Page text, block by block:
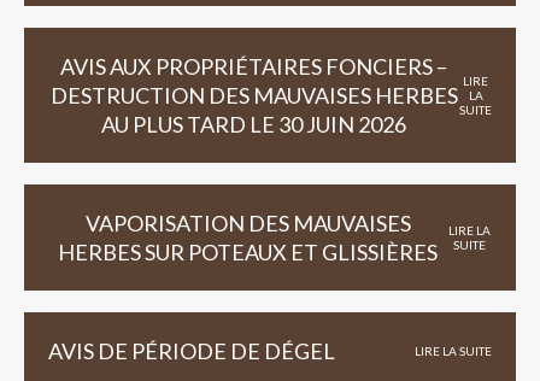
AVIS AUX PROPRIÉTAIRES FONCIERS –
DESTRUCTION DES MAUVAISES HERBES
AU PLUS TARD LE 30 JUIN 2026
LIRE
LA
SUITE
VAPORISATION DES MAUVAISES
HERBES SUR POTEAUX ET GLISSIÈRES
LIRE LA
SUITE
AVIS DE PÉRIODE DE DÉGEL LIRE LA SUITE